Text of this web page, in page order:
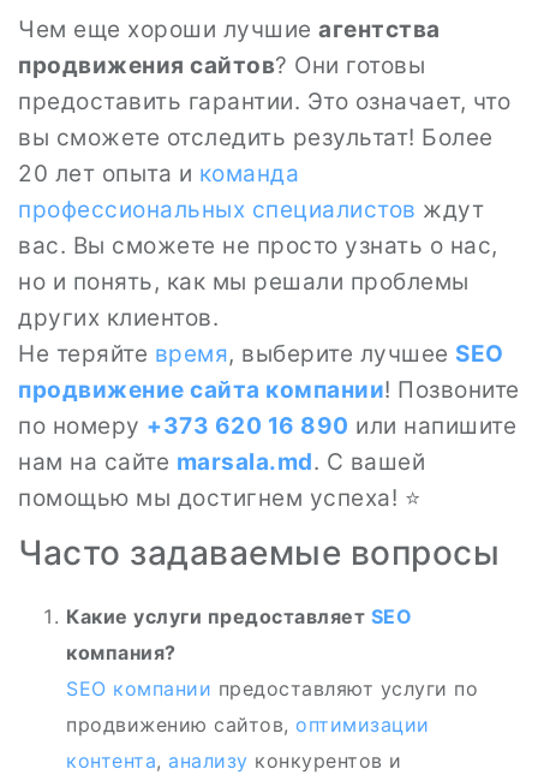
Чем еще хороши лучшие агентства
продвижения сайтов? Они готовы
предоставить гарантии. Это означает, что
вы сможете отследить результат! Более
20 лет опыта и команда
профессиональных специалистов ждут
вас. Вы сможете не просто узнать о нас,
но и понять, как мы решали проблемы
других клиентов.
Не теряйте время, выберите лучшее SEO
продвижение сайта компании! Позвоните
по номеру +373 620 16 890 или напишите
нам на сайте marsala.md. С вашей
помощью мы достигнем успеха! ⭐
Часто задаваемые вопросы
Какие услуги предоставляет SEO
компания?
SEO компании предоставляют услуги по
продвижению сайтов, оптимизации
контента, анализу конкурентов и